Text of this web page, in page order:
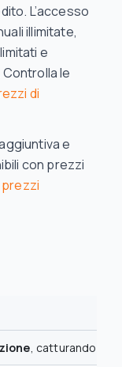
L’accesso
illimitate,
e
le
di
e
con prezzi
, catturando il